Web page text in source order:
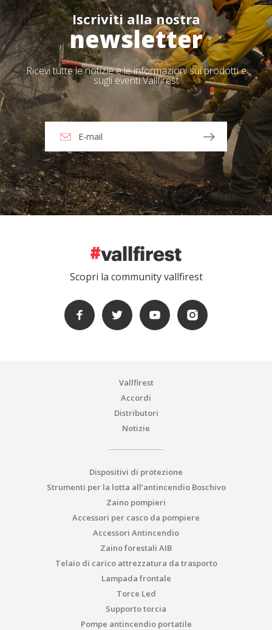
Iscriviti alla nostra
newsletter
Ricevi tutte le notizie e le informazioni sui prodotti e
sugli eventi Vallfirest
Scopri la community vallfirest
Vallfirest
Accordi
Distributori
Notizie
Dispositivi di protezione
Strumenti per la lotta all’antincendio Boschivo
Zaino pompieri
Accessori per casco da pompiere
Accessori Antincendio
Zaino forestali AIB
Telaio di carico attrezzatura da trasporto
Lampada frontale
Torce Led
Supporto torcia
Pompe antincendio portatile